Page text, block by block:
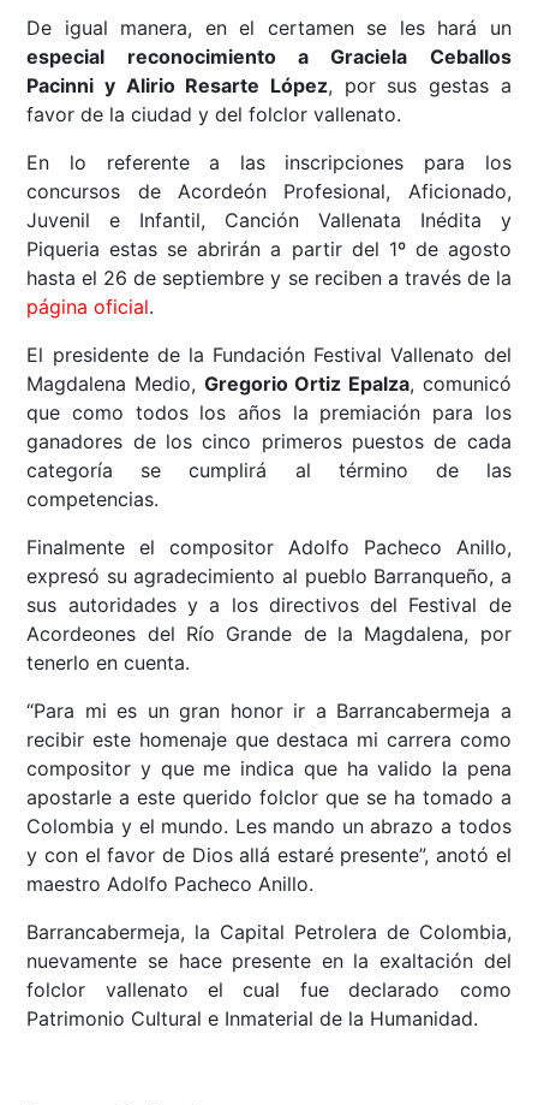
De igual manera, en el certamen se les hará un
especial reconocimiento a Graciela Ceballos
Pacinni y Alirio Resarte López, por sus gestas a
favor de la ciudad y del folclor vallenato.
En lo referente a las inscripciones para los
concursos de Acordeón Profesional, Aficionado,
Juvenil e Infantil, Canción Vallenata Inédita y
Piqueria estas se abrirán a partir del 1º de agosto
hasta el 26 de septiembre y se reciben a través de la
página oficial.
El presidente de la Fundación Festival Vallenato del
Magdalena Medio, Gregorio Ortiz Epalza, comunicó
que como todos los años la premiación para los
ganadores de los cinco primeros puestos de cada
categoría se cumplirá al término de las
competencias.
Finalmente el compositor Adolfo Pacheco Anillo,
expresó su agradecimiento al pueblo Barranqueño, a
sus autoridades y a los directivos del Festival de
Acordeones del Río Grande de la Magdalena, por
tenerlo en cuenta.
“Para mi es un gran honor ir a Barrancabermeja a
recibir este homenaje que destaca mi carrera como
compositor y que me indica que ha valido la pena
apostarle a este querido folclor que se ha tomado a
Colombia y el mundo. Les mando un abrazo a todos
y con el favor de Dios allá estaré presente”, anotó el
maestro Adolfo Pacheco Anillo.
Barrancabermeja, la Capital Petrolera de Colombia,
nuevamente se hace presente en la exaltación del
folclor vallenato el cual fue declarado como
Patrimonio Cultural e Inmaterial de la Humanidad.